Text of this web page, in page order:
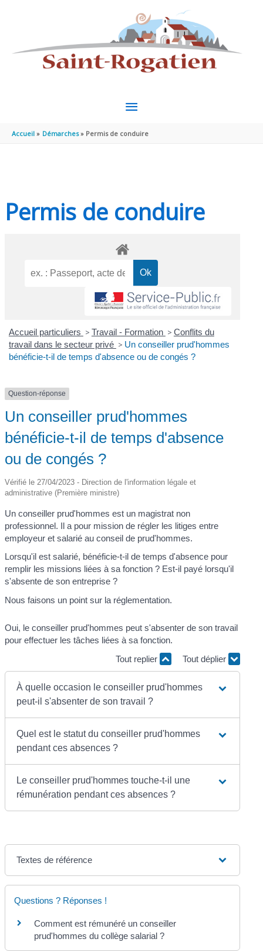
MENU
PRINCIPAL
Accueil Démarches Permis de conduire
Permis de conduire
Accueil particuliers > Travail - Formation > Conflits du
travail dans le secteur privé > Un conseiller prud'hommes
bénéficie-t-il de temps d'absence ou de congés ?
Question-réponse
Un conseiller prud'hommes
bénéficie-t-il de temps d'absence
ou de congés ?
Vérifié le 27/04/2023 - Direction de l'information légale et
administrative (Première ministre)
Un conseiller prud'hommes est un magistrat non
professionnel. Il a pour mission de régler les litiges entre
employeur et salarié au conseil de prud'hommes.
Lorsqu'il est salarié, bénéficie-t-il de temps d'absence pour
remplir les missions liées à sa fonction ? Est-il payé lorsqu'il
s'absente de son entreprise ?
Nous faisons un point sur la réglementation.
Oui, le conseiller prud'hommes peut s'absenter de son travail
pour effectuer les tâches liées à sa fonction.
Tout replier
Tout déplier
À quelle occasion le conseiller prud'hommes
peut-il s'absenter de son travail ?
Quel est le statut du conseiller prud'hommes
pendant ces absences ?
Le conseiller prud'hommes touche-t-il une
rémunération pendant ces absences ?
Textes de référence
Questions ? Réponses !
Comment est rémunéré un conseiller
prud'hommes du collège salarial ?